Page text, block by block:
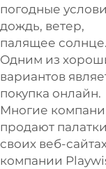
погодные
дождь, ветер,
палящее солнце.
Одним из
вариантов
покупка онлайн.
Многие
продают
своих веб-
компании